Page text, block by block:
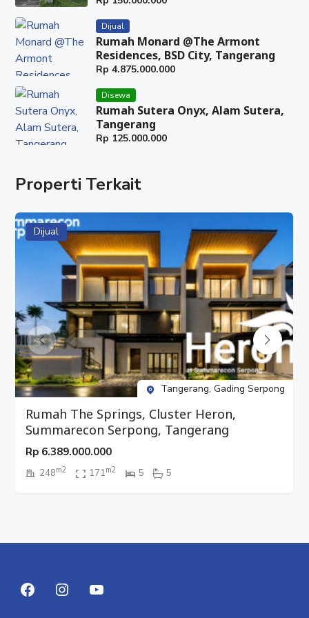
Harga : Rp. 6,859 M
✓ TYPE STUDIO LOFT 6×17 CORNER
Luas Tanah : 102 m2
Luas Bangunan : 380 m2
Kamar Mandi : 4
Lantai : 4
Harga : Rp. 8,445 M
28 Januari 2026
HUBUNGI : WARTI
✓ WhatsApp : 08777 553 0989
✓ Facebook : Rumah Properti
✓ Instagram : @rumahproperti1
✓ YouTube : Rumah Properti
#RumahProperti
#MaggioreSignatureWest
#GadingSerpong
#ParamountLand
#Serpong
#Tangerang
#RukoMaggioreSignatureWest
#RukoSerpong
#RukoGadingSerpong
#RukoParamountLand
#Ruko4Lantai
#RukoTangerang
#RukoSuperStrategis
#DijualRuko
Dijual
Rumah Monard @The Armont
Residences, BSD City, Tangerang
Rp 4.875.000.000
Disewa
Rumah Sutera Onyx, Alam Sutera,
Tangerang
Rp 125.000.000
Properti Terkait
Dijual
Tangerang, Gading Serpong
Rumah The Springs, Cluster Heron,
Summarecon Serpong, Tangerang
Rp 6.389.000.000
248m2 171m2 5 5